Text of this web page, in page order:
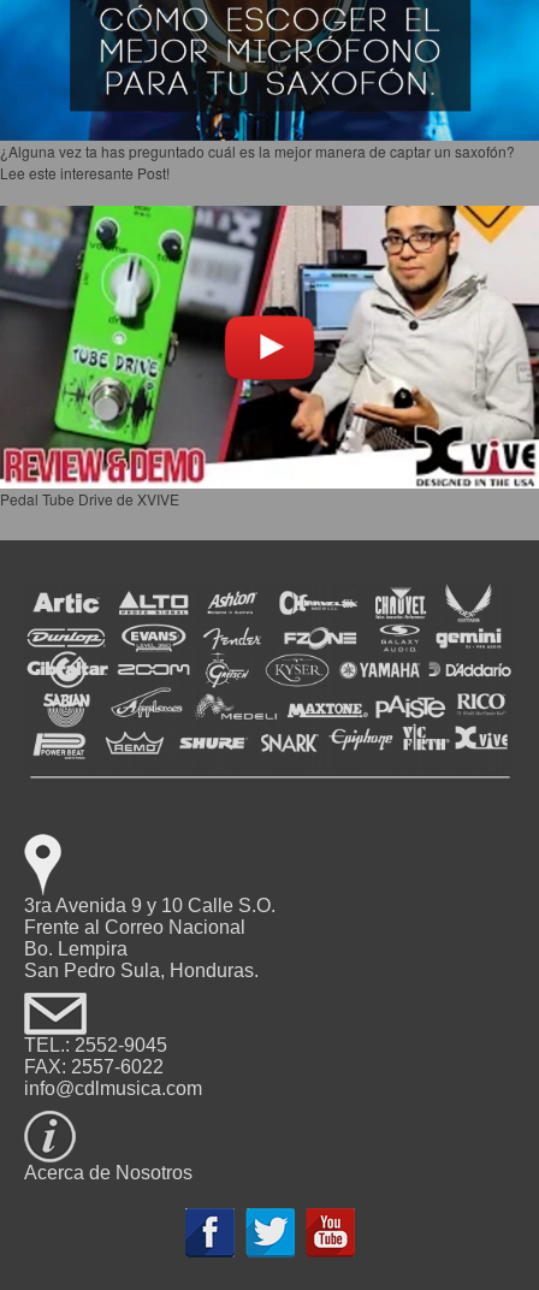
3ra Avenida 9 y 10 Calle S.O.
Frente al Correo Nacional
Bo. Lempira
San Pedro Sula, Honduras.
TEL.: 2552-9045
FAX: 2557-6022
info@cdlmusica.com